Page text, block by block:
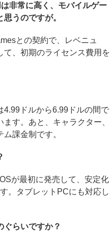
非常に高く、モバイルゲー
うのですが。
との契約で、レベニュ
て、初期のライセンス費用を
ドルから6.99ドルの間で
す。あと、キャラクター、
課金制です。
が最初に発売して、安定化
。タブレットPCにも対応し
らいですか？